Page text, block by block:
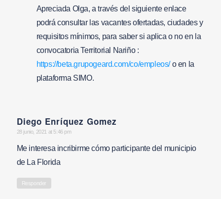
Apreciada Olga, a través del siguiente enlace
podrá consultar las vacantes ofertadas, ciudades y
requisitos mínimos, para saber si aplica o no en la
convocatoria Territorial Nariño :
https://beta.grupogeard.com/co/empleos/o en la
plataforma SIMO.
Diego Enríquez Gomez
says:
28 junio, 2021 at 5:46 pm
Me interesa incribirme cómo participante del municipio
de La Florida
Responder